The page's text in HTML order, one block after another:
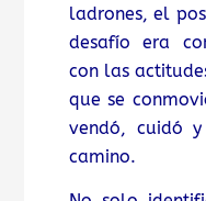
ladrones, el
desafío era
con las
que se
vendó, cuidó
camino.